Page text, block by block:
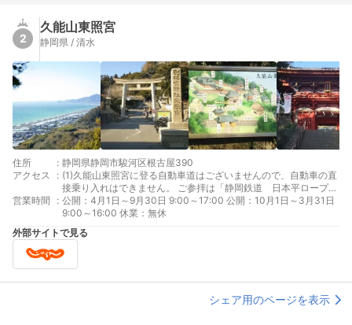
2
久能山東照宮
静岡県 / 清水
住所 : 静岡県静岡市駿河区根古屋390
アクセス
: (1)久能山東照宮に登る自動車道はございませんので、自動車の直
接乗り入れはできません。 ご参拝は「静岡鉄道 日本平ロープウ
ェイ」をご利用いただく方法と「久能山下からの徒歩ルート」が
あります。 車：東名静岡・清水インターより日本平山頂（約40
分）⇒ 山頂より日本平ロープウェイ（5分） バス：JR静岡駅よ
り、しずてつジャストライン日本平線（約50分）終点「日本平」
で下車すると、ロープウェイ乗場入口です タクシー：JR静岡駅
営業時間 : 公開：4月1日～9月30日 9:00～17:00 公開：10月1日～3月31日
9:00～16:00 休業：無休
外部サイトで見る
シェア用のページを表示